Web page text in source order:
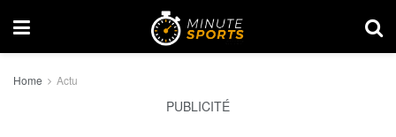
Home Actu
PUBLICITÉ